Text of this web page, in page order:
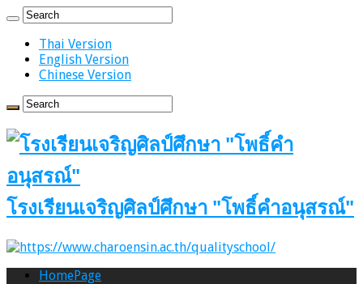
Thai Version
English Version
Chinese Version
โรงเรียนเจริญศิลป์ศึกษา "โพธิ์คำอนุสรณ์"
HomePage